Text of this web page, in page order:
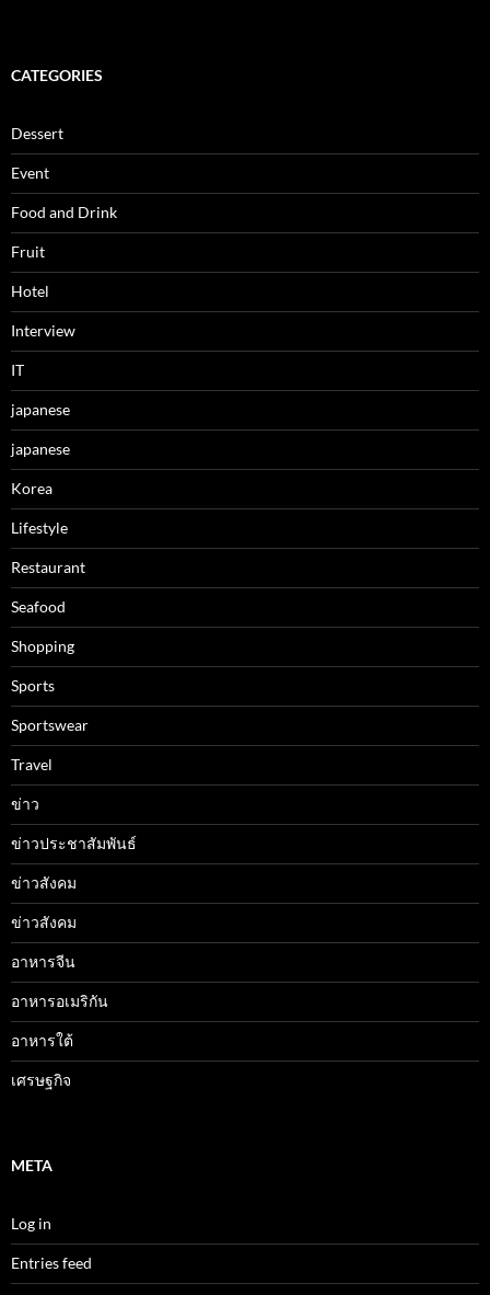
CATEGORIES
Dessert
Event
Food and Drink
Fruit
Hotel
Interview
IT
japanese
japanese
Korea
Lifestyle
Restaurant
Seafood
Shopping
Sports
Sportswear
Travel
ข่าว
ข่าวประชาสัมพันธ์
ข่าวสังคม
ข่าวสังคม
อาหารจีน
อาหารอเมริกัน
อาหารใต้
เศรษฐกิจ
META
Log in
Entries feed